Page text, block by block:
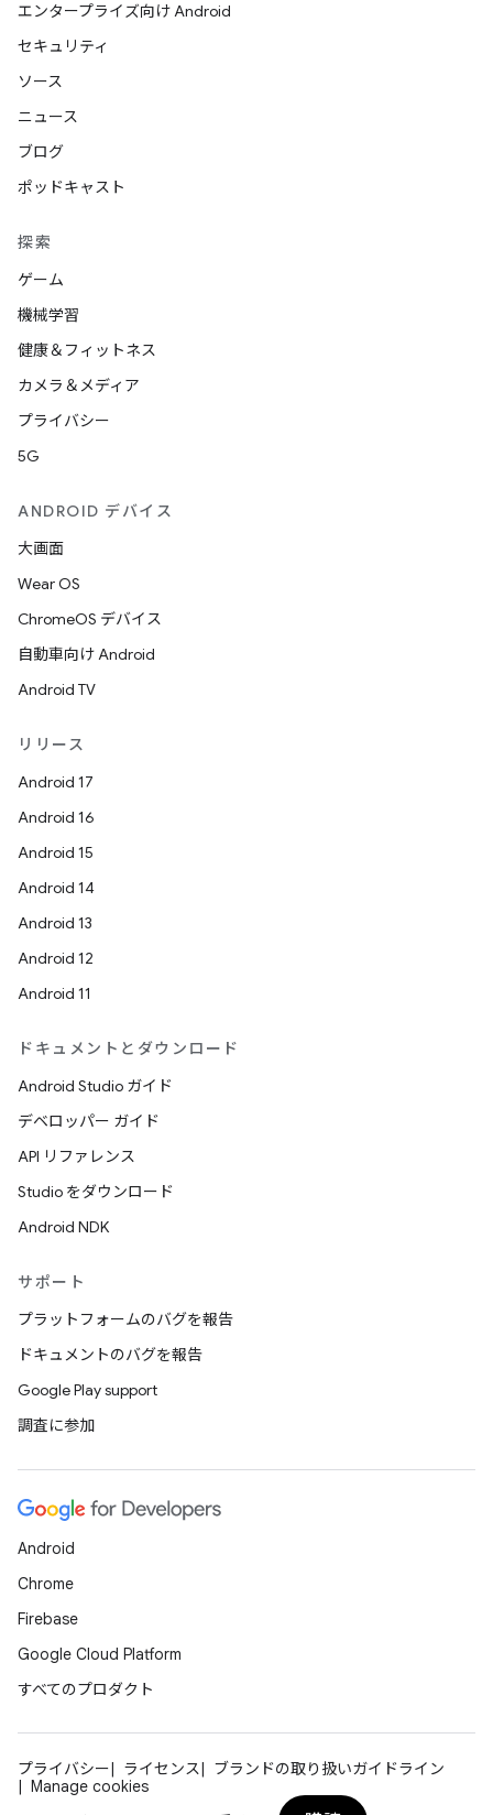
エンタープライズ向け Android
セキュリティ
ソース
ニュース
ブログ
ポッドキャスト
探索
ゲーム
機械学習
健康＆フィットネス
カメラ＆メディア
プライバシー
5G
ANDROID デバイス
大画面
Wear OS
ChromeOS デバイス
自動車向け Android
Android TV
リリース
Android 17
Android 16
Android 15
Android 14
Android 13
Android 12
Android 11
ドキュメントとダウンロード
Android Studio ガイド
デベロッパー ガイド
API リファレンス
Studio をダウンロード
Android NDK
サポート
プラットフォームのバグを報告
ドキュメントのバグを報告
Google Play support
調査に参加
Android
Chrome
Firebase
Google Cloud Platform
すべてのプロダクト
プライバシー ライセンス
ブランドの取り扱いガイドライン
Manage cookies